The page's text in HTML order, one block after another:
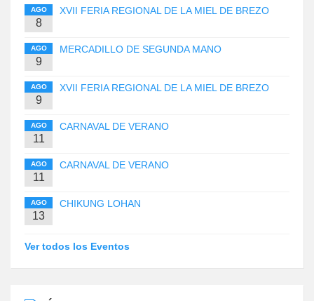
AGO
8
XVII FERIA REGIONAL DE LA MIEL DE BREZO
AGO
9
MERCADILLO DE SEGUNDA MANO
AGO
9
XVII FERIA REGIONAL DE LA MIEL DE BREZO
AGO
11
CARNAVAL DE VERANO
AGO
11
CARNAVAL DE VERANO
AGO
13
CHIKUNG LOHAN
Ver todos los Eventos